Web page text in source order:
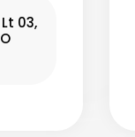
03,